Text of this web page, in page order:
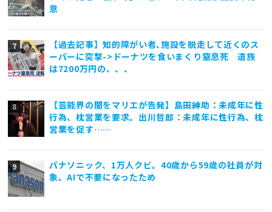
意
【過去記事】知的障がい者､施設を脱走して近くのス
ーパーに突撃->ドーナツを食いまくり窒息死 遺族
は7200万円の、、、
【芸能界の闇をマリエが告発】島田紳助：未成年に性
行為、枕営業を要求。出川哲郎：未成年に性行為、枕
営業を促す……
パナソニック、1万人クビ。40歳から59歳の社員が対
象。AIで不要になったため